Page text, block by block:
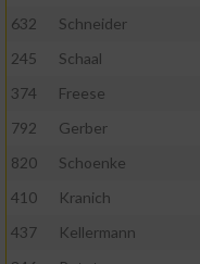
632
Schneider
245
Schaal
374
Freese
792
Gerber
820
Schoenke
410
Kranich
437
Kellermann